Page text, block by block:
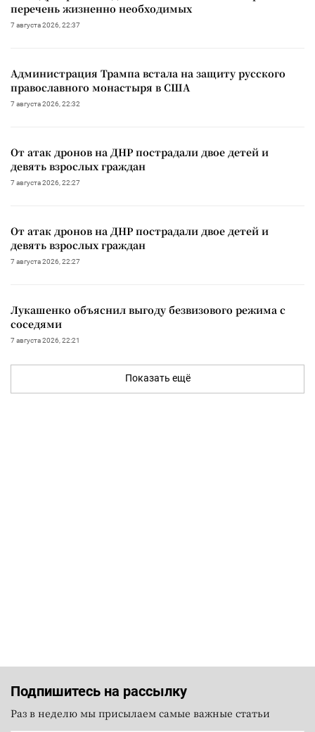
перечень жизненно необходимых
7 августа 2026, 22:37
Администрация Трампа встала на защиту русского
православного монастыря в США
7 августа 2026, 22:32
От атак дронов на ДНР пострадали двое детей и
девять взрослых граждан
7 августа 2026, 22:27
От атак дронов на ДНР пострадали двое детей и
девять взрослых граждан
7 августа 2026, 22:27
Лукашенко объяснил выгоду безвизового режима с
соседями
7 августа 2026, 22:21
Показать ещё
Подпишитесь на рассылку
Раз в неделю мы присылаем самые важные статьи